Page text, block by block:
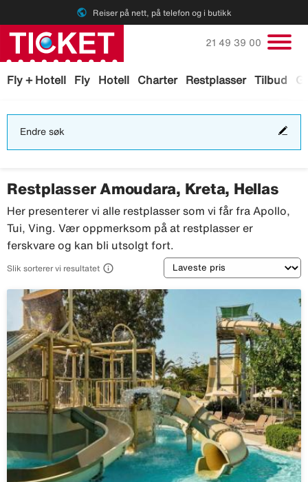
public Reiser på nett, på telefon og i butikk
Fly + Hotell Fly Hotell Charter Restplasser Tilbud
Ring oss på
21 49 39 00
Endre søk
Restplasser Amoudara, Kreta, Hellas
Her presenterer vi alle restplasser som vi får fra Apollo,
Tui, Ving. Vær oppmerksom på at restplasser er
ferskvare og kan bli utsolgt fort.
Slik sorterer vi resultatet  Sortering